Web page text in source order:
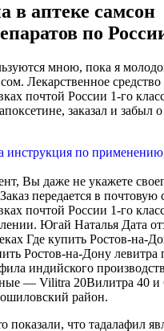
в аптеке самсон
по
мною, пока я
Лекарственное средство
почтой России 1-го
заказал и забыл
Вы даже не укажете
передается в почтовую
почтой России 1-го
Югай Наталья Дата
Где купить Ростов-на-
Ростов-на-Дону левитра
индийского
— Vilitra 20Вилитра 40 и
район.
показали, что тадалафил